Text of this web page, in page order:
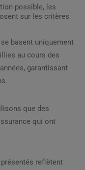
possible, les
sur les critères
basent uniquement
au cours des
garantissant
que des
qui ont
reflètent